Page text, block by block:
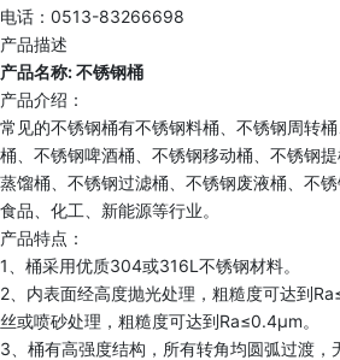
电话：0513-83266698
产品描述
产品名称: 不锈钢桶
产品介绍：
常见的不锈钢桶有不锈钢料桶、不锈钢周转
桶、不锈钢啤酒桶、不锈钢移动桶、不锈钢
蒸馏桶、不锈钢过滤桶、不锈钢废液桶、不锈
食品、化工、新能源等行业。
产品特点：
1、桶采用优质304或316L不锈钢材料。
2、内表面经高度抛光处理，粗糙度可达到
丝或喷砂处理，粗糙度可达到Ra≤0.4μm。
3、桶有高强度结构，所有转角均圆弧过渡，